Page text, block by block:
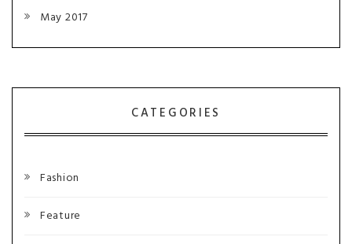
May 2017
CATEGORIES
Fashion
Feature